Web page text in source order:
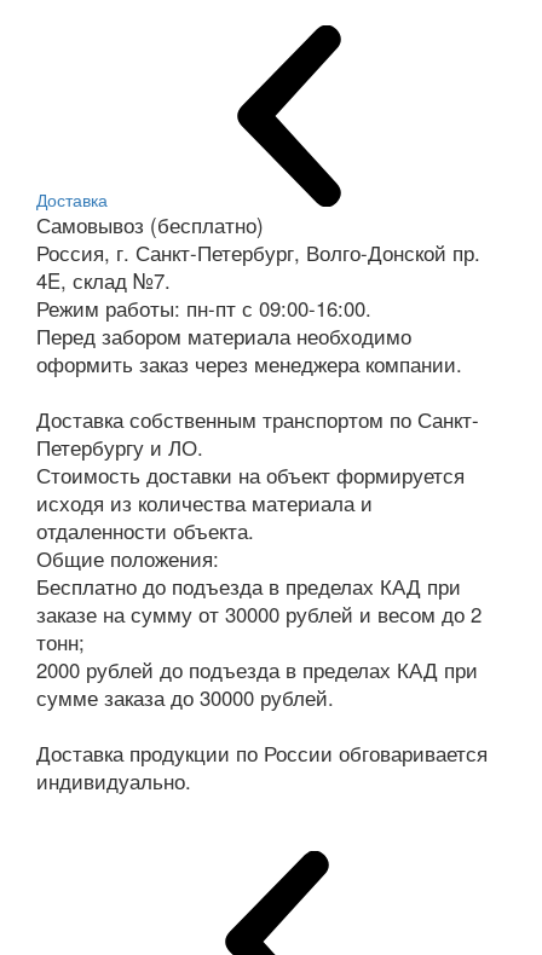
Доставка
Самовывоз (бесплатно)
Россия, г. Санкт-Петербург, Волго-Донской пр.
4E, склад №7.
Режим работы: пн-пт с 09:00-16:00.
Перед забором материала необходимо
оформить заказ через менеджера компании.
Доставка собственным транспортом по Санкт-
Петербургу и ЛО.
Стоимость доставки на объект формируется
исходя из количества материала и
отдаленности объекта.
Общие положения:
Бесплатно до подъезда в пределах КАД при
заказе на сумму от 30000 рублей и весом до 2
тонн;
2000 рублей до подъезда в пределах КАД при
сумме заказа до 30000 рублей.
Доставка продукции по России обговаривается
индивидуально.